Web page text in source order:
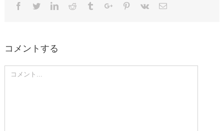
Facebook
TwitterLinkedinReddit TumblrGoogle+Pinterest
Vk Email
コメントする
Comment